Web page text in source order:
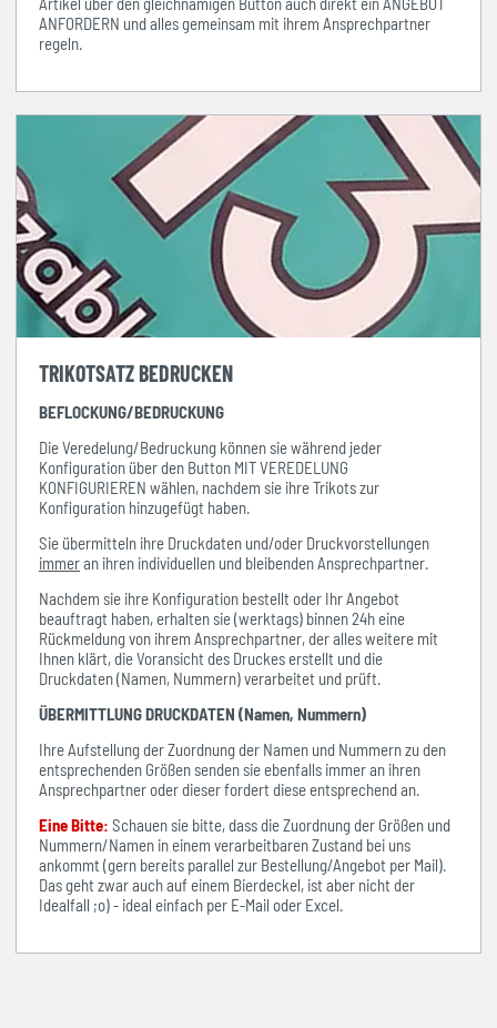
ANFORDERN und alles gemeinsam mit ihrem Ansprechpartner
regeln.
TRIKOTSATZ BEDRUCKEN
BEFLOCKUNG/BEDRUCKUNG
Die Veredelung/Bedruckung können sie während jeder
Konfiguration über den Button MIT VEREDELUNG
KONFIGURIEREN wählen, nachdem sie ihre Trikots zur
Konfiguration hinzugefügt haben.
Sie übermitteln ihre Druckdaten und/oder Druckvorstellungen
immeran ihren individuellen und bleibenden Ansprechpartner.
Nachdem sie ihre Konfiguration bestellt oder Ihr Angebot
beauftragt haben, erhalten sie (werktags) binnen 24h eine
Rückmeldung von ihrem Ansprechpartner, der alles weitere mit
Ihnen klärt, die Voransicht des Druckes erstellt und die
Druckdaten (Namen, Nummern) verarbeitet und prüft.
ÜBERMITTLUNG DRUCKDATEN (Namen, Nummern)
Ihre Aufstellung der Zuordnung der Namen und Nummern zu den
entsprechenden Größen senden sie ebenfalls immer an ihren
Ansprechpartner oder dieser fordert diese entsprechend an.
Eine Bitte: Schauen sie bitte, dass die Zuordnung der Größen und
Nummern/Namen in einem verarbeitbaren Zustand bei uns
ankommt (gern bereits parallel zur Bestellung/Angebot per Mail).
Das geht zwar auch auf einem Bierdeckel, ist aber nicht der
Idealfall ;o) - ideal einfach per E-Mail oder Excel.